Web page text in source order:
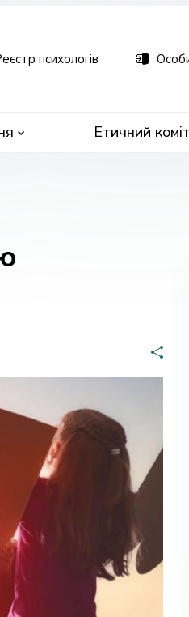
Етичний
психологів